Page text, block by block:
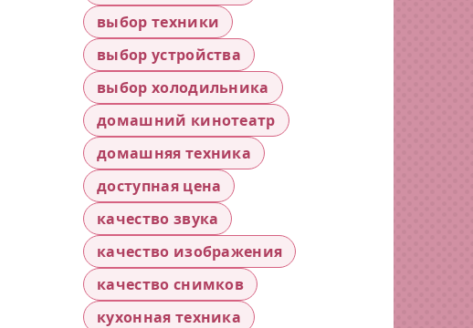
выбор техники
выбор устройства
выбор холодильника
домашний кинотеатр
домашняя техника
доступная цена
качество звука
качество изображения
качество снимков
кухонная техника